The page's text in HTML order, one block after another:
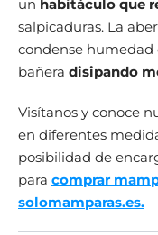
un habitáculo que
salpicaduras. La
condense humedad
bañera disipando
Visítanos y conoce
en diferentes
posibilidad de
para comprar
solomamparas.es.